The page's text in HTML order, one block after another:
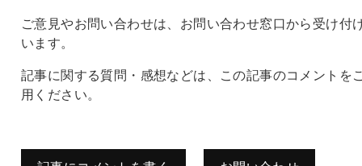
ご意見やお問い合わせは、お問い合わせ窓口から受け付
います。
記事に関する質問・感想などは、この記事のコメントを
用ください。